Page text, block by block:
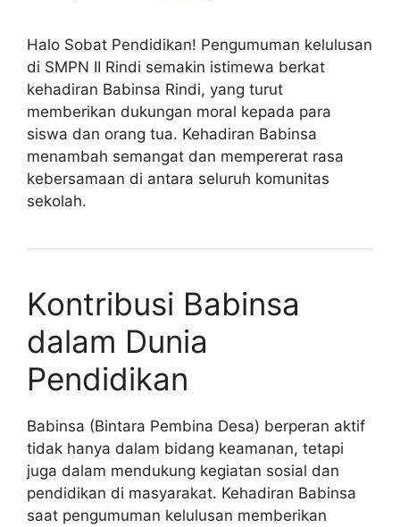
Halo Sobat Pendidikan! Pengumuman kelulusan
di SMPN II Rindi semakin istimewa berkat
kehadiran Babinsa Rindi, yang turut
memberikan dukungan moral kepada para
siswa dan orang tua. Kehadiran Babinsa
menambah semangat dan mempererat rasa
kebersamaan di antara seluruh komunitas
sekolah.
Kontribusi Babinsa
dalam Dunia
Pendidikan
Babinsa (Bintara Pembina Desa) berperan aktif
tidak hanya dalam bidang keamanan, tetapi
juga dalam mendukung kegiatan sosial dan
pendidikan di masyarakat. Kehadiran Babinsa
saat pengumuman kelulusan memberikan